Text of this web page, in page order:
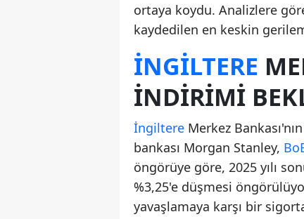
ortaya koydu. Analizlere
kaydedilen en keskin
İNGILTERE
INDIRIMI
İngiltere Merkez
bankası Morgan Stanley,
öngörüye göre, 2025 yılı
%3,25'e düşmesi
yavaşlamaya karşı bir